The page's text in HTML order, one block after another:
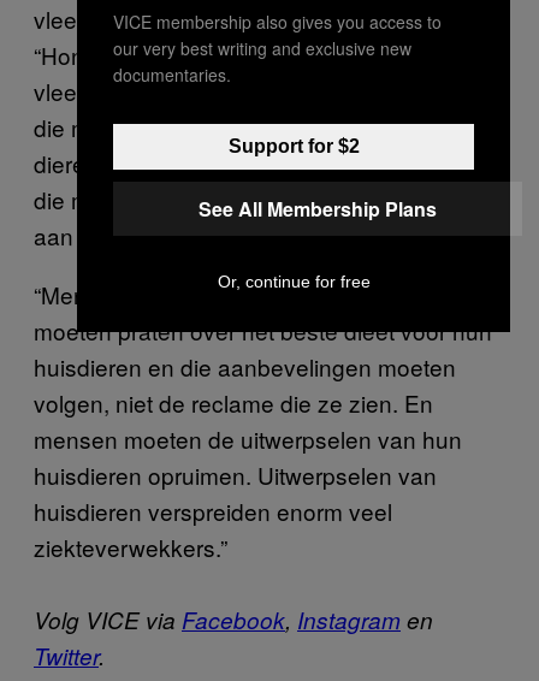
vleesrijk dieet te geven,” legt Gregory uit.
“Honden zijn geen wolven: ze hebben geen
vleesrijk dieet nodig. Veel van de informatie
die mensen krijgen over de behoefte van hun
dieren komt voort uit marketing, van bedrijven
die meer en duurder, eten willen verkopen
aan eigenaren van huisdieren.
“Mensen zouden met hun dierenartsen
moeten praten over het beste dieet voor hun
huisdieren en die aanbevelingen moeten
volgen, niet de reclame die ze zien. En
mensen moeten de uitwerpselen van hun
huisdieren opruimen. Uitwerpselen van
huisdieren verspreiden enorm veel
ziekteverwekkers.”
Volg VICE via Facebook, Instagram en
Twitter.
VICE membership also gives you access to
our very best writing and exclusive new
documentaries.
Support for $2
See All Membership Plans
Or, continue for free